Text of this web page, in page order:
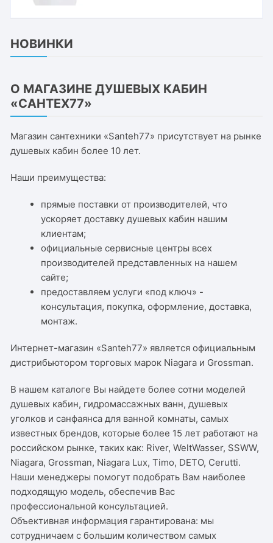
НОВИНКИ
О МАГАЗИНЕ ДУШЕВЫХ КАБИН
«САНТЕХ77»
Магазин сантехники «Santeh77» присутствует на рынке
душевых кабин более 10 лет.
Наши преимущества:
прямые поставки от производителей, что
ускоряет доставку душевых кабин нашим
клиентам;
официальные сервисные центры всех
производителей представленных на нашем
сайте;
предоставляем услуги «под ключ» -
консультация, покупка, оформление, доставка,
монтаж.
Интернет-магазин «Santeh77» является официальным
дистрибьютором торговых марок Niagara и Grossman.
В нашем каталоге Вы найдете более сотни моделей
душевых кабин, гидромассажных ванн, душевых
уголков и санфаянса для ванной комнаты, самых
известных брендов, которые более 15 лет работают на
российском рынке, таких как: River, WeltWasser, SSWW,
Niagara, Grossman, Niagara Lux, Timo, DETO, Cerutti.
Наши менеджеры помогут подобрать Вам наиболее
подходящую модель, обеспечив Вас
профессиональной консультацией.
Объективная информация гарантирована: мы
сотрудничаем с большим количеством самых